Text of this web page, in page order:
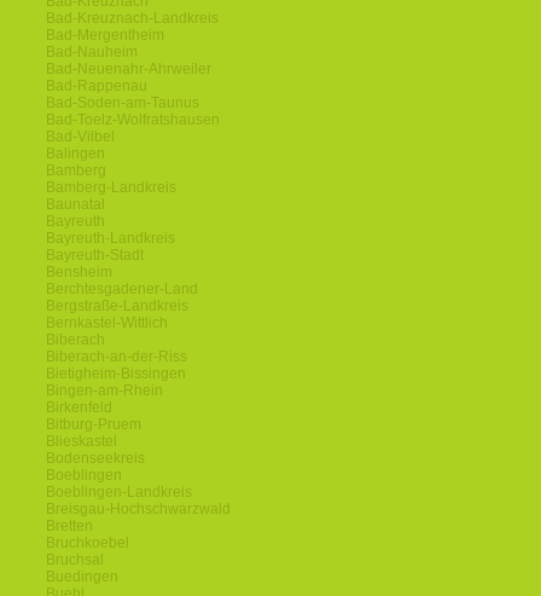
Bad-Kreuznach-Landkreis
Bad-Mergentheim
Bad-Nauheim
Bad-Neuenahr-Ahrweiler
Bad-Rappenau
Bad-Soden-am-Taunus
Bad-Toelz-Wolfratshausen
Bad-Vilbel
Balingen
Bamberg
Bamberg-Landkreis
Baunatal
Bayreuth
Bayreuth-Landkreis
Bayreuth-Stadt
Bensheim
Berchtesgadener-Land
Bergstraße-Landkreis
Bernkastel-Wittlich
Biberach
Biberach-an-der-Riss
Bietigheim-Bissingen
Bingen-am-Rhein
Birkenfeld
Bitburg-Pruem
Blieskastel
Bodenseekreis
Boeblingen
Boeblingen-Landkreis
Breisgau-Hochschwarzwald
Bretten
Bruchkoebel
Bruchsal
Buedingen